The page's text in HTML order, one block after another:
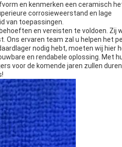
en kenmerken een ceramisch
corrosieweerstand en lage
van toepassingen.
en vereisten te voldoen. Zij
Ons ervaren team zal u helpen het
nodig hebt, moeten wij hier
en rendabele oplossing. Met
voor de komende jaren zullen